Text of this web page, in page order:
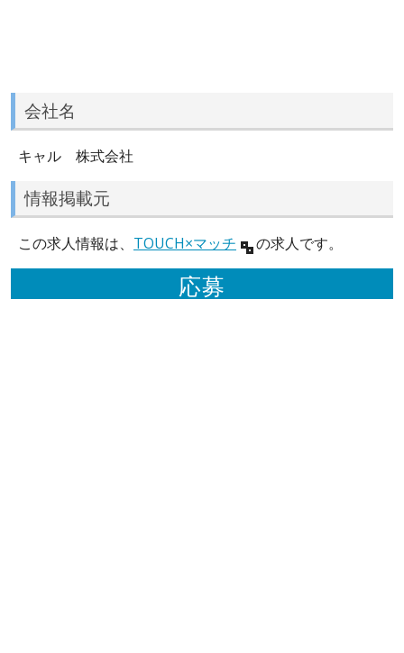
会社名
キャル 株式会社
情報掲載元
この求人情報は、 TOUCH×マッチ の求人です。
応募